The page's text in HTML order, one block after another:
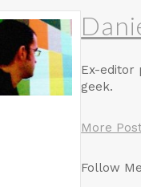
Ex-editor
geek.
More
Follow